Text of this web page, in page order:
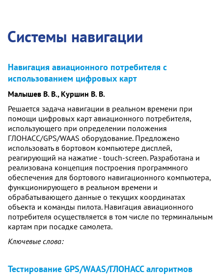
Системы навигации
Навигация авиационного потребителя с
использованием цифровых карт
Малышев В. В., Куршин В. В.
Решается задача навигации в реальном времени при
помощи цифровых карт авиационного потребителя,
использующего при определении положения
ГЛОНАСС/GPS/WAAS оборудование. Предложено
использовать в бортовом компьютере дисплей,
реагирующий на нажатие - touch-screen. Разработана и
реализована концепция построения программного
обеспечения для бортового навигационного компьютера,
функционирующего в реальном времени и
обрабатывающего данные о текущих координатах
объекта и команды пилота. Навигация авиационного
потребителя осуществляется в том числе по терминальным
картам при посадке самолета.
Ключевые слова:
Тестирование GPS/WAAS/ГЛОНАСС алгоритмов